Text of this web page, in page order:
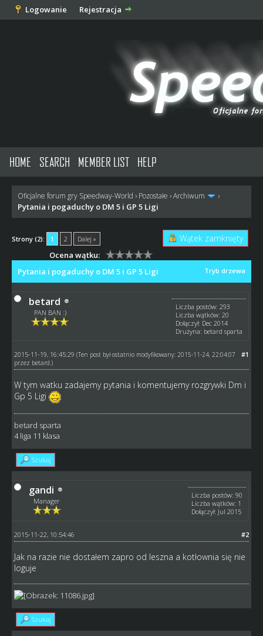
Logowanie Rejestracja
HOME SEARCH MEMBER LIST HELP
Oficjalne forum gry Speedway-World › Pozostałe ›Archiwum ›
Pytania i pogaduchy o DM 5 i GP 5 Ligi
Strony (2): 1 2 Dalej » Wątek zamknięty
Ocena wątku:
Tryb drzewa
Pytania i pogaduchy o DM 5 i GP 5 Ligi
betard
PAN BAN :)
Liczba postów: 293
Liczba wątków: 20
Dołączył: Dec 2014
Drużyna: betard sparta
#1
2015-11-19, 16:45:29 (Ten post był ostatnio modyfikowany: 2015-11-24, 22:04:07
przez betard .)
W tym watku zadajemy pytania i komentujemy rozgrywki Dm i
Gp 5 Ligi
betard sparta
4 liga 11 klasa
Szukaj
gandi
Manager
Liczba postów: 90
Liczba wątków: 1
Dołączył: Jul 2015
#2
2015-11-22, 10:54:46
Jak na razie nie dostałem zapro od leszna a kotłownia się nie
loguje
Szukaj